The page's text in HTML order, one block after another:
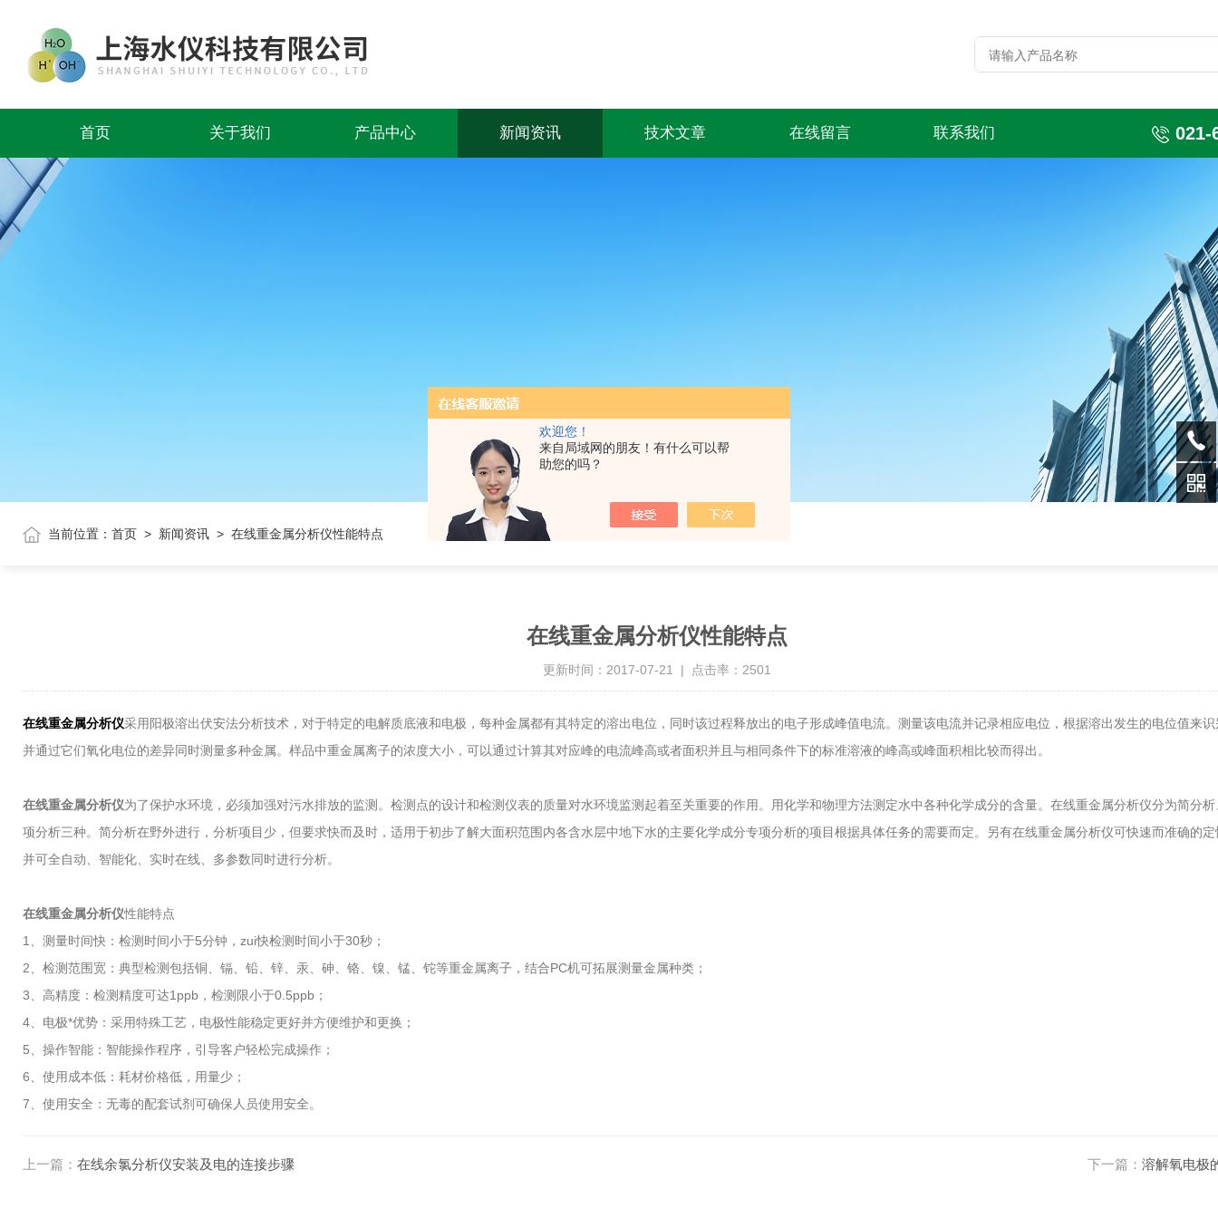
欢迎您！
来自局域网的朋友！有什么可以帮
助您的吗？
首页 关于我们 产品中心 新闻资讯 技术文章 在线留言 联系我们 021-
当前位置： 首页 > 新闻资讯 > 在线重金属分析仪性能特点
在线重金属分析仪性能特点
更新时间：2017-07-21 | 点击率：2501
在线重金属分析仪采用阳极溶出伏安法分析技术，对于特定的电解质底液和电极，每种金属都有其特定的溶出电位，同时该过程释放出的电子形成峰值电流。测量该电流并记录相应电位，根据溶出发生的电位值来
并通过它们氧化电位的差异同时测量多种金属。样品中重金属离子的浓度大小，可以通过计算其对应峰的电流峰高或者面积并且与相同条件下的标准溶液的峰高或峰面积相比较而得出。
在线重金属分析仪为了保护水环境，必须加强对污水排放的监测。检测点的设计和检测仪表的质量对水环境监测起着至关重要的作用。用化学和物理方法测定水中各种化学成分的含量。在线重金属分析仪分为简分
项分析三种。简分析在野外进行，分析项目少，但要求快而及时，适用于初步了解大面积范围内各含水层中地下水的主要化学成分专项分析的项目根据具体任务的需要而定。另有在线重金属分析仪可快速而准确的
并可全自动、智能化、实时在线、多参数同时进行分析。
在线重金属分析仪性能特点
1、测量时间快：检测时间小于5分钟，zui快检测时间小于30秒；
2、检测范围宽：典型检测包括铜、镉、铅、锌、汞、砷、铬、镍、锰、铊等重金属离子，结合PC机可拓展测量金属种类；
3、高精度：检测精度可达1ppb，检测限小于0.5ppb；
4、电极*优势：采用特殊工艺，电极性能稳定更好并方便维护和更换；
5、操作智能：智能操作程序，引导客户轻松完成操作；
6、使用成本低：耗材价格低，用量少；
7、使用安全：无毒的配套试剂可确保人员使用安全。
上一篇： 在线余氯分析仪安装及电的连接步骤 下一篇： 溶解氧电极